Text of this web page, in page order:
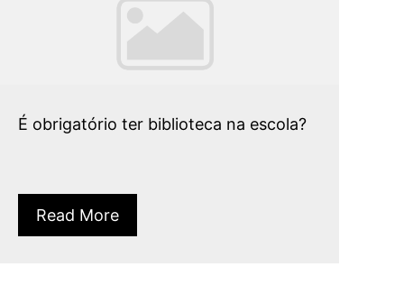
É obrigatório ter biblioteca na escola?
Read More